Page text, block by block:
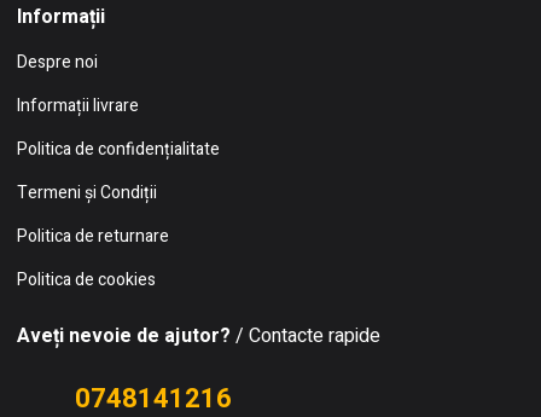
Informații
Despre noi
Informații livrare
Politica de confidențialitate
Termeni și Condiții
Politica de returnare
Politica de cookies
Aveți nevoie de ajutor? / Contacte rapide
0748141216